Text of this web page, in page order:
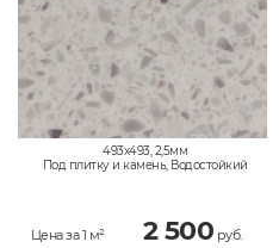
493x493, 2,5мм
Под плитку и камень, Водостойкий
Цена за 1 м² 2 500 руб.